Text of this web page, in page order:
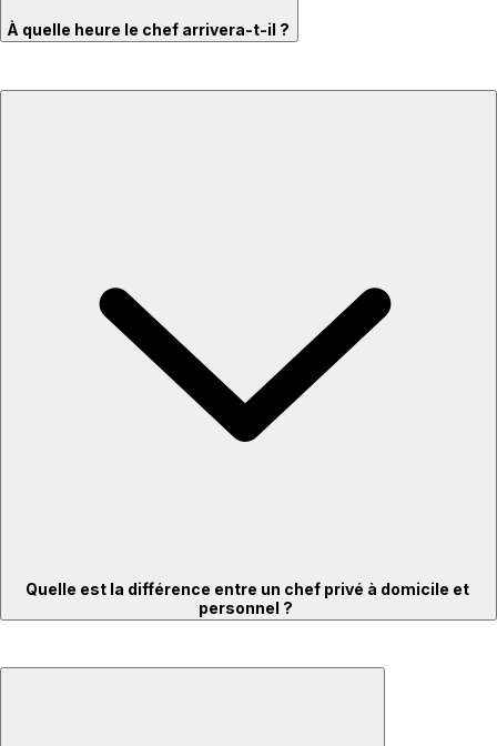
À quelle heure le chef arrivera-t-il ?
Quelle est la différence entre un chef privé à domicile et
personnel ?